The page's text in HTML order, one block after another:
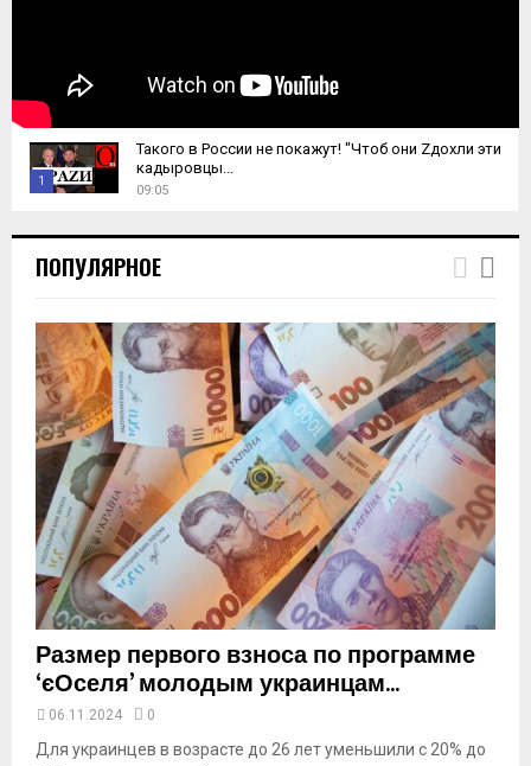
1
h
u
a
y
u
e
Такого в России не покажут! "Чтоб они Zдохли эти
кадыровцы...
09:05
ПОПУЛЯРНОЕ
Размер первого взноса по программе
‘єОселя’ молодым украинцам...
06.11.2024 0
Для украинцев в возрасте до 26 лет уменьшили с 20% до